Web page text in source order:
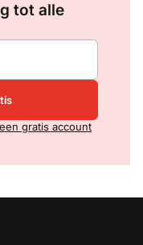
tot alle
gratis account